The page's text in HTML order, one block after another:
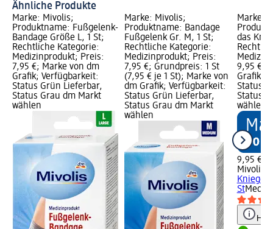
Ähnliche Produkte
Marke: Mivolis;
Produktname: Fußgelenk-
Bandage Größe L, 1 St;
Rechtliche Kategorie:
Medizinprodukt; Preis:
7,95 €; Marke von dm
Grafik; Verfügbarkeit:
Status Grün Lieferbar,
Status Grau dm Markt
wählen
Marke: Mivolis;
Produktname: Bandage
Fußgelenk Gr. M, 1 St;
Rechtliche Kategorie:
Medizinprodukt; Preis:
7,95 €; Grundpreis: 1 St
(7,95 € je 1 St); Marke von
dm Grafik; Verfügbarkeit:
Status Grün Lieferbar,
Status Grau dm Markt
wählen
Marke:
das
9,95 €;
Grafik;
Status
Status
wählen
9,95 €
Mivolis
St